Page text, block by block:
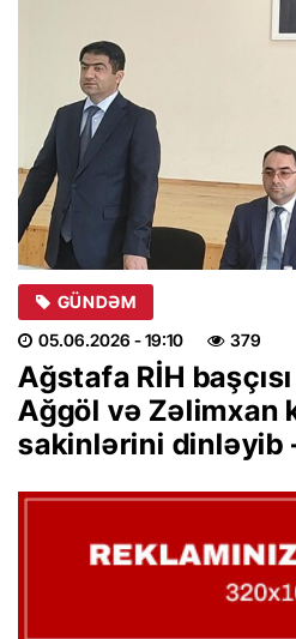
GÜNDƏM
05.06.2026 - 19:10 379
Ağstafa RİH
Ağgöl və Zəlimxan
sakinlərini dinləyib